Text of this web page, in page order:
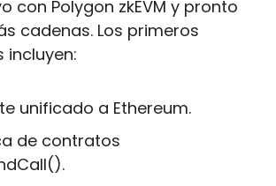
con Polygon zkEVM y pronto
cadenas. Los primeros
incluyen:
unificado a Ethereum.
de contratos